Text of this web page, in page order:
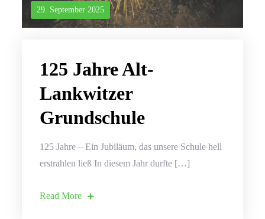
29. September 2025
125 Jahre Alt-
Lankwitzer
Grundschule
125 Jahre – Ein Jubiläum, das unsere Schule hell
erstrahlen ließ In diesem Jahr durfte […]
Read More